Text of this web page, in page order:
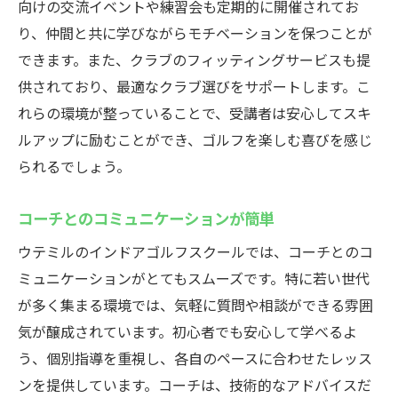
向けの交流イベントや練習会も定期的に開催されてお
り、仲間と共に学びながらモチベーションを保つことが
できます。また、クラブのフィッティングサービスも提
供されており、最適なクラブ選びをサポートします。こ
れらの環境が整っていることで、受講者は安心してスキ
ルアップに励むことができ、ゴルフを楽しむ喜びを感じ
られるでしょう。
コーチとのコミュニケーションが簡単
ウテミルのインドアゴルフスクールでは、コーチとのコ
ミュニケーションがとてもスムーズです。特に若い世代
が多く集まる環境では、気軽に質問や相談ができる雰囲
気が醸成されています。初心者でも安心して学べるよ
う、個別指導を重視し、各自のペースに合わせたレッス
ンを提供しています。コーチは、技術的なアドバイスだ